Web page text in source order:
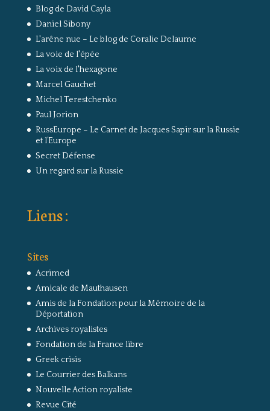
Blog de David Cayla
Daniel Sibony
L'arêne nue – Le blog de Coralie Delaume
La voie de l'épée
La voix de l'hexagone
Marcel Gauchet
Michel Terestchenko
Paul Jorion
RussEurope – Le Carnet de Jacques Sapir sur la Russie
et l’Europe
Secret Défense
Un regard sur la Russie
Liens :
Sites
Acrimed
Amicale de Mauthausen
Amis de la Fondation pour la Mémoire de la
Déportation
Archives royalistes
Fondation de la France libre
Greek crisis
Le Courrier des Balkans
Nouvelle Action royaliste
Revue Cité